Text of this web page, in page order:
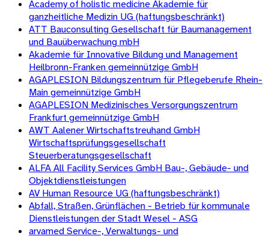
Academy of holistic medicine Akademie für
ganzheitliche Medizin UG (haftungsbeschränkt)
ATT Bauconsulting Gesellschaft für Baumanagement
und Bauüberwachung mbH
Akademie für Innovative Bildung und Management
Heilbronn-Franken gemeinnützige GmbH
AGAPLESION Bildungszentrum für Pflegeberufe Rhein-
Main gemeinnützige GmbH
AGAPLESION Medizinisches Versorgungszentrum
Frankfurt gemeinnützige GmbH
AWT Aalener Wirtschaftstreuhand GmbH
Wirtschaftsprüfungsgesellschaft
Steuerberatungsgesellschaft
ALFA All Facility Services GmbH Bau-, Gebäude- und
Objektdienstleistungen
AV Human Resource UG (haftungsbeschränkt)
Abfall, Straßen, Grünflächen - Betrieb für kommunale
Dienstleistungen der Stadt Wesel - ASG
arvamed Service-, Verwaltungs- und